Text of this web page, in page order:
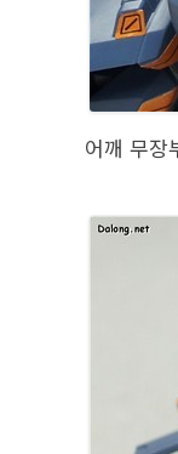
어깨 무장